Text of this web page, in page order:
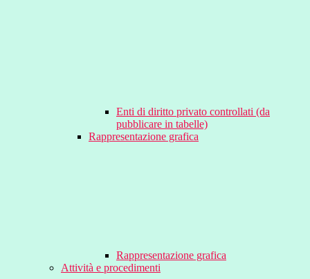
Enti di diritto privato controllati (da
pubblicare in tabelle)
Rappresentazione grafica
Rappresentazione grafica
Attività e procedimenti